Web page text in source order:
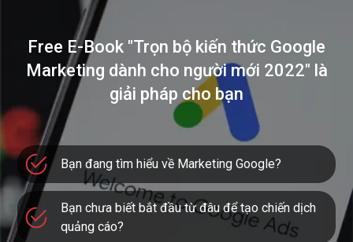
Free E-Book "Trọn bộ kiến thức Google
Marketing dành cho người mới 2022" là
giải pháp cho bạn
Bạn đang tìm hiểu về Marketing Google?
Bạn chưa biết bắt đầu từ đâu để tạo chiến dịch
quảng cáo?